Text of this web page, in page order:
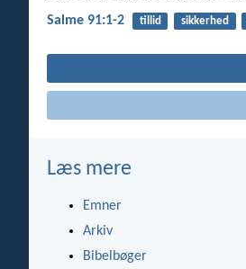
Salme 91:1-2 tillid sikkerhed
Læs mere
Emner
Arkiv
Bibelbøger